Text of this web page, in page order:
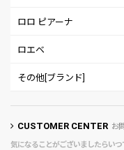
ロロ ピアーナ
ロエベ
その他[ブランド]
CUSTOMER CENTER お
気になることがございましたらいつ